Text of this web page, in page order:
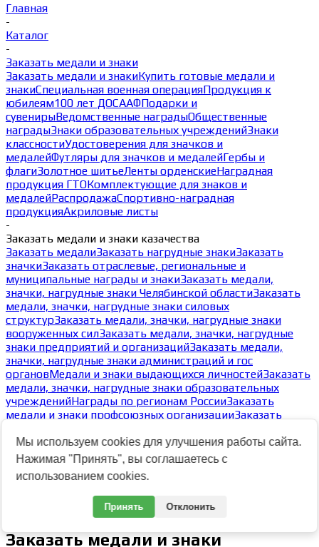
Главная
-
Каталог
-
Заказать медали и знаки
Заказать медали и знакиКупить готовые медали и
знакиСпециальная военная операцияПродукция к
юбилеям100 лет ДОСААФПодарки и
сувенирыВедомственные наградыОбщественные
наградыЗнаки образовательных учрежденийЗнаки
классностиУдостоверения для значков и
медалейФутляры для значков и медалейГербы и
флагиЗолотное шитьеЛенты орденскиеНаградная
продукция ГТОКомплектующие для знаков и
медалейРаспродажаСпортивно-наградная
продукцияАкриловые листы
-
Заказать медали и знаки казачества
Заказать медалиЗаказать нагрудные знакиЗаказать
значкиЗаказать отраслевые, региональные и
муниципальные награды и знакиЗаказать медали,
значки, нагрудные знаки Челябинской областиЗаказать
медали, значки, нагрудные знаки силовых
структурЗаказать медали, значки, нагрудные знаки
вооруженных силЗаказать медали, значки, нагрудные
знаки предприятий и организацийЗаказать медали,
значки, нагрудные знаки администраций и гос
органовМедали и знаки выдающихся личностейЗаказать
медали, значки, нагрудные знаки образовательных
учрежденийНаграды по регионам РоссииЗаказать
медали и знаки профсоюзных организацииЗаказать
округамЗаказать общественные награды Заказать
медали, значки, нагрудные знаки по спортивным
мероприятиям, обществам, клубам и видам
спортаЗаказать жетоныТиповые реверсы медалей
креплений к одежде медалей, значков, нагрудных
Заказать экспресс-значки
Заказать медали и знаки
Мы используем cookies для улучшения работы сайта.
Нажимая "Принять", вы соглашаетесь с
использованием cookies.
Принять Отклонить